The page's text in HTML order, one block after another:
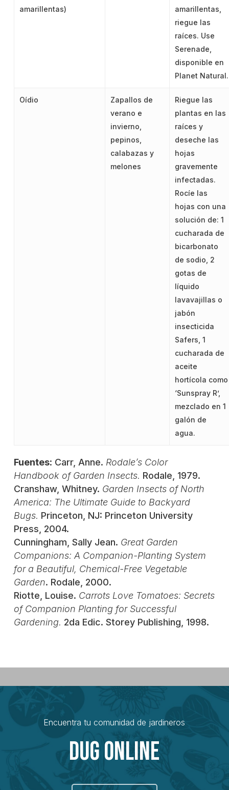
amarillentas)
amarillentas,
riegue las
raíces. Use
Serenade,
disponible en
Planet Natural.
Oídio
Zapallos de
verano e
invierno,
pepinos,
calabazas y
melones
Riegue las
plantas en las
raíces y
deseche las
hojas
gravemente
infectadas.
Rocíe las
hojas con una
solución de: 1
cucharada de
bicarbonato
de sodio, 2
gotas de
líquido
lavavajillas o
jabón
insecticida
Safers, 1
cucharada de
aceite
hortícola como
‘Sunspray R’,
mezclado en 1
galón de
agua.
Fuentes: Carr, Anne. Rodale’s Color
Handbook of Garden Insects. Rodale, 1979.
Cranshaw, Whitney. Garden Insects of North
America: The Ultimate Guide to Backyard
Bugs. Princeton, NJ: Princeton University
Press, 2004.
Cunningham, Sally Jean. Great Garden
Companions: A Companion-Planting System
for a Beautiful, Chemical-Free Vegetable
Garden. Rodale, 2000.
Riotte, Louise. Carrots Love Tomatoes: Secrets
of Companion Planting for Successful
Gardening. 2da Edic. Storey Publishing, 1998.
Encuentra tu comunidad de jardineros
Dug Online